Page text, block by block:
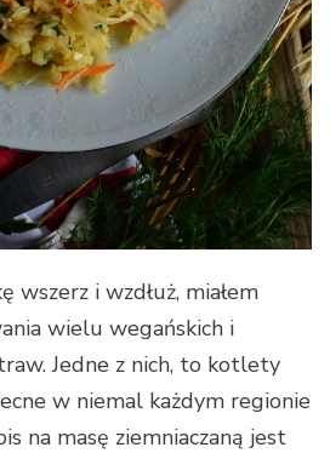
wszerz i wzdłuż, miałem
wielu wegańskich i
Jedne z nich, to kotlety
w niemal każdym regionie
na masę ziemniaczaną jest